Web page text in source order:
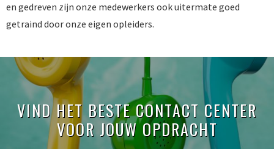
en gedreven zijn onze medewerkers ook uitermate goed
getraind door onze eigen opleiders.
VIND HET BESTE CONTACT CENTER
VOOR JOUW OPDRACHT